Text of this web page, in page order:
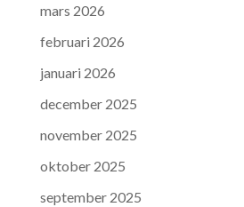
mars 2026
februari 2026
januari 2026
december 2025
november 2025
oktober 2025
september 2025